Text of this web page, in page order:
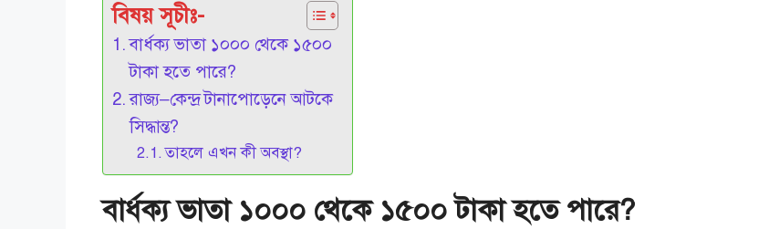
বিষয় সূচীঃ-
বার্ধক্য ভাতা ১০০০ থেকে ১৫০০
টাকা হতে পারে?
রাজ্য–কেন্দ্র টানাপোড়েনে আটকে
সিদ্ধান্ত?
তাহলে এখন কী অবস্থা?
বার্ধক্য ভাতা ১০০০ থেকে ১৫০০ টাকা হতে পারে?